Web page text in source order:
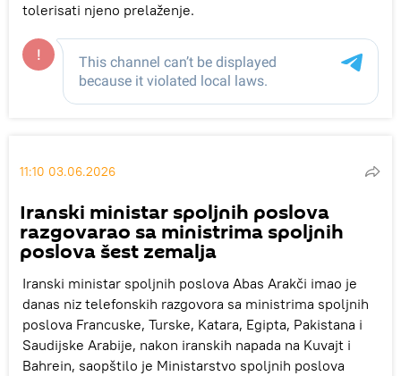
tolerisati njeno prelaženje.
11:10 03.06.2026
Iranski ministar spoljnih poslova
razgovarao sa ministrima spoljnih
poslova šest zemalja
Iranski ministar spoljnih poslova Abas Arakči imao je
danas niz telefonskih razgovora sa ministrima spoljnih
poslova Francuske, Turske, Katara, Egipta, Pakistana i
Saudijske Arabije, nakon iranskih napada na Kuvajt i
Bahrein, saopštilo je Ministarstvo spoljnih poslova